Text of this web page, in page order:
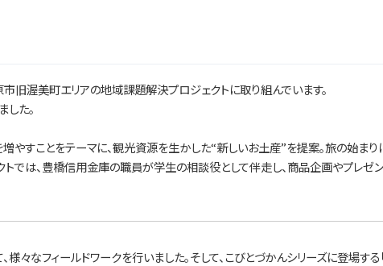
渥美町エリアの地域課題解決プロジェクトに取り組んでいます。
た。
やすことをテーマに、観光資源を生かした“新しいお土産”を提案。旅の始ま
では、豊橋信用金庫の職員が学生の相談役として伴走し、商品企画やプレゼ
なフィールドワークを行いました。そして、こびとづかんシリーズに登場する